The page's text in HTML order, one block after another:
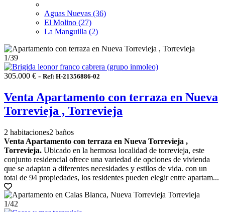
Aguas Nuevas (36)
El Molino (27)
La Manguilla (2)
1/39
305.000 € - Ref: H-21356886-02
Venta Apartamento con terraza en Nueva
Torrevieja , Torrevieja
2 habitaciones2 baños
Venta Apartamento con terraza en Nueva Torrevieja ,
Torrevieja. Ubicado en la hermosa localidad de torrevieja, este
conjunto residencial ofrece una variedad de opciones de vivienda
que se adaptan a diferentes necesidades y estilos de vida. con un
total de 94 propiedades, los residentes pueden elegir entre apartam...
1/42